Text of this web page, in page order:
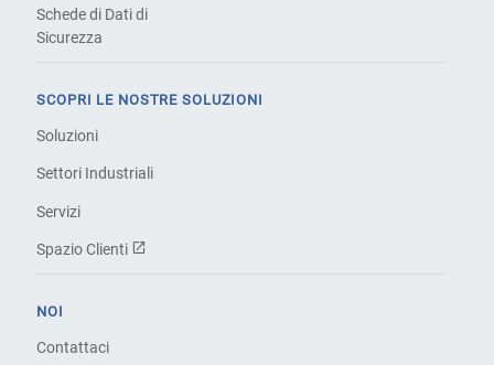
Schede di Dati di
Sicurezza
SCOPRI LE NOSTRE SOLUZIONI
Soluzioni
Settori Industriali
Servizi
Spazio Clienti
NOI
Contattaci